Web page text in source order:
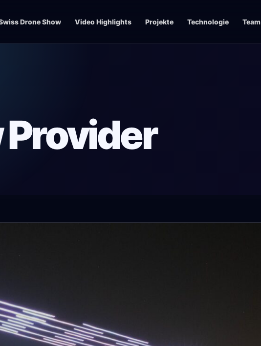
Drone Show Video Highlights Projekte Technologie Team
Provider